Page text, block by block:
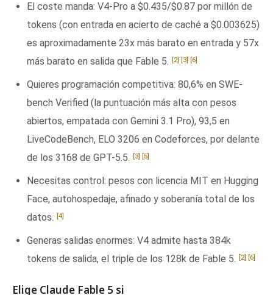
El coste manda: V4-Pro a $0.435/$0.87 por millón de
tokens (con entrada en acierto de caché a $0.003625)
es aproximadamente 23x más barato en entrada y 57x
más barato en salida que Fable 5. [2] [3] [6]
Quieres programación competitiva: 80,6% en SWE-
bench Verified (la puntuación más alta con pesos
abiertos, empatada con Gemini 3.1 Pro), 93,5 en
LiveCodeBench, ELO 3206 en Codeforces, por delante
de los 3168 de GPT-5.5. [3] [5]
Necesitas control: pesos con licencia MIT en Hugging
Face, autohospedaje, afinado y soberanía total de los
datos. [4]
Generas salidas enormes: V4 admite hasta 384k
tokens de salida, el triple de los 128k de Fable 5. [2] [6]
Elige Claude Fable 5 si